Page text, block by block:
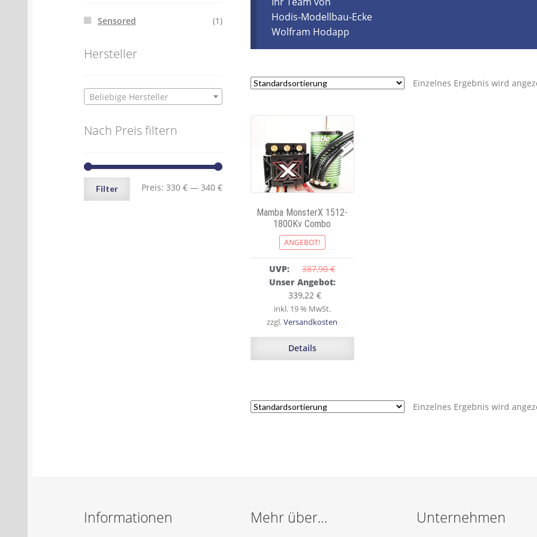
Hodis-Modellbau-Ecke
Wolfram Hodapp
Einzelnes Ergebnis wird
Mamba MonsterX 1512-
1800Kv Combo
ANGEBOT!
UVP: 387,90 €
Ursprünglicher
Preis
war:
387,90 €
Unser Angebot:
339,22€Aktueller
Preis
ist:
inkl. 19 % MwSt.
zzgl.Versandkosten
Details
Einzelnes Ergebnis wird
Sensored (1)
Hersteller
Beliebige Hersteller
Nach Preis filtern
Min.
Max.
Filter Preis:330 € —340 €
Informationen Mehr über… Unternehmen